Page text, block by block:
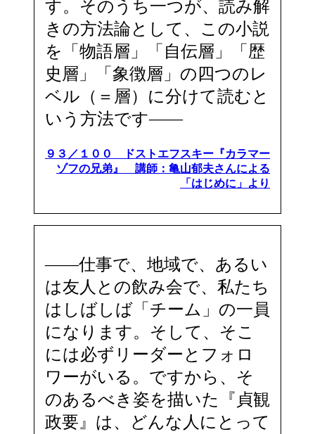
す。そのうち一つが、読み解
きの方法論として、この小説
を「物語層」「自伝層」「歴
史層」「象徴層」の四つのレ
ベル（＝層）に分けて読むと
いう方法です――
９３／１００ ドストエフスキー『カラマー
ゾフの兄弟』 講師：亀山郁夫さんによる
「はじめに」より
――仕事で、地域で、あるい
は友人との飲み会で、私たち
はしばしば「チーム」の一員
になります。そして、そこ
には必ずリーダーとフォロ
ワーがいる。ですから、そ
のあるべき姿を描いた『貞観
政要』は、どんな人にとって